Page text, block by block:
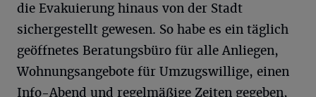
die Evakuierung hinaus von der Stadt
sichergestellt gewesen. So habe es ein täglich
geöffnetes Beratungsbüro für alle Anliegen,
Wohnungsangebote für Umzugswillige, einen
Info-Abend und regelmäßige Zeiten gegeben,